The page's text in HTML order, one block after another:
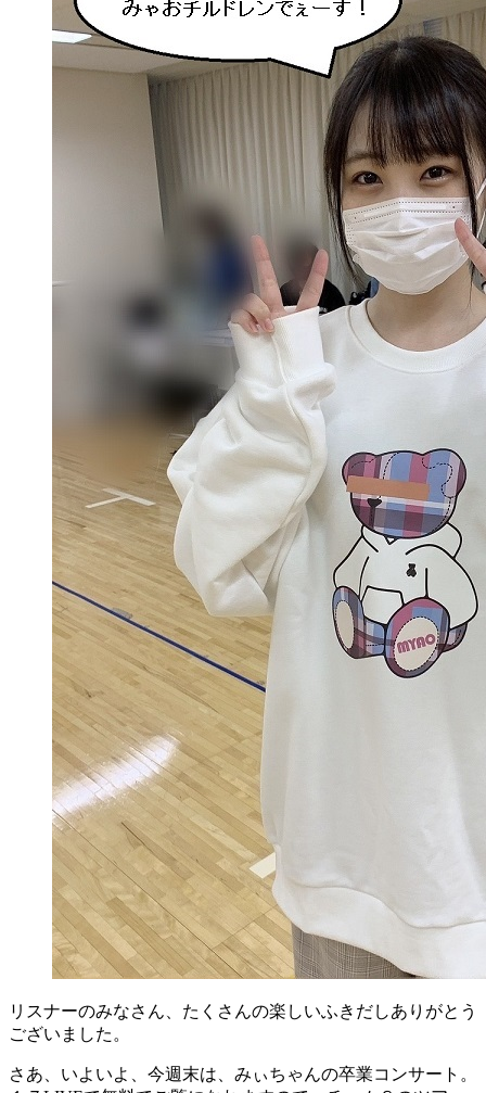
リスナーのみなさん、たくさんの楽しいふきだしありがとう
ございました。
さあ、いよいよ、今週末は、みぃちゃんの卒業コンサート。